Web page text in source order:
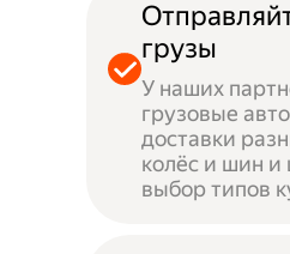
грузы
У наших
грузовые
доставки
колёс и шин
выбор типов